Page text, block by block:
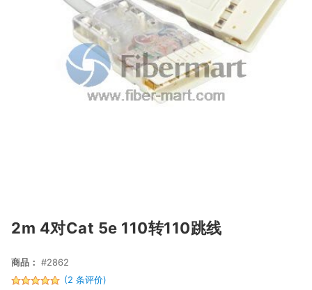
2m 4对Cat 5e 110转110跳线
商品： #2862
(2 条评价)